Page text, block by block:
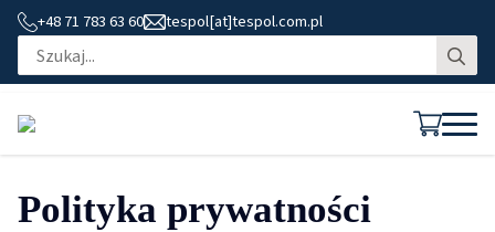
+48 71 783 63 60 tespol[at]tespol.com.pl
Polityka prywatności